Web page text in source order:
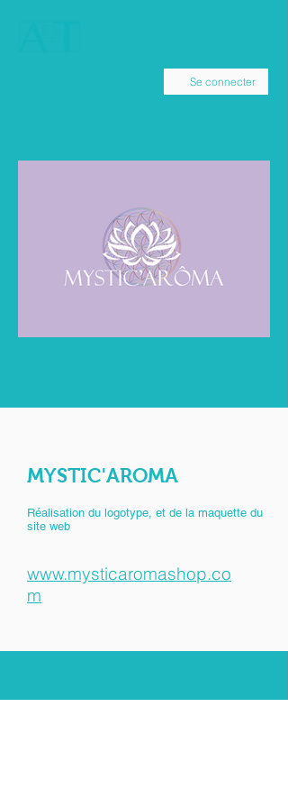
Se connecter
MYSTIC'AROMA
Réalisation du logotype, et de la maquette du
site web
www.mysticaromashop.co
m